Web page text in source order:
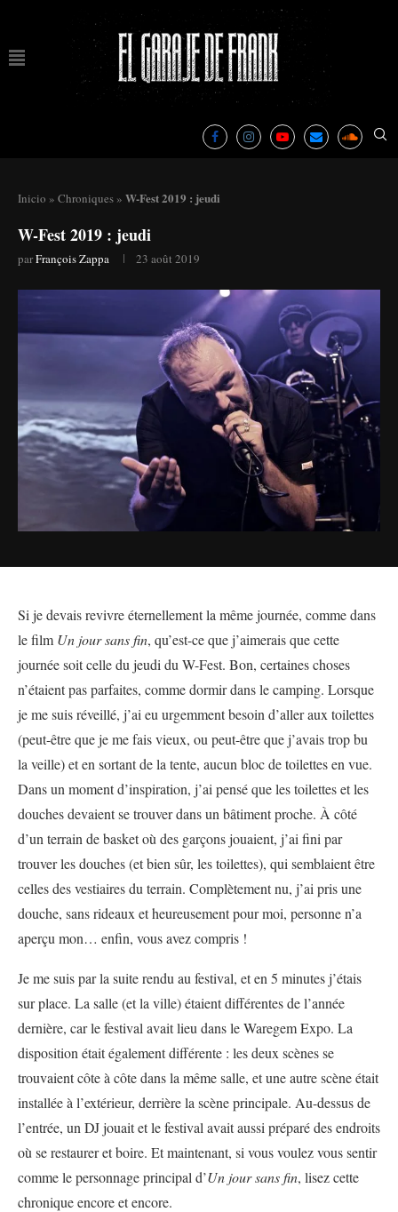
Inicio » Chroniques » W-Fest 2019 : jeudi
W-Fest 2019 : jeudi
parFrançois Zappa 23 août 2019
Si je devais revivre éternellement la même journée, comme dans
le film Un jour sans fin, qu’est-ce que j’aimerais que cette
journée soit celle du jeudi du W-Fest. Bon, certaines choses
n’étaient pas parfaites, comme dormir dans le camping. Lorsque
je me suis réveillé, j’ai eu urgemment besoin d’aller aux toilettes
(peut-être que je me fais vieux, ou peut-être que j’avais trop bu
la veille) et en sortant de la tente, aucun bloc de toilettes en vue.
Dans un moment d’inspiration, j’ai pensé que les toilettes et les
douches devaient se trouver dans un bâtiment proche. À côté
d’un terrain de basket où des garçons jouaient, j’ai fini par
trouver les douches (et bien sûr, les toilettes), qui semblaient être
celles des vestiaires du terrain. Complètement nu, j’ai pris une
douche, sans rideaux et heureusement pour moi, personne n’a
aperçu mon… enfin, vous avez compris !
Je me suis par la suite rendu au festival, et en 5 minutes j’étais
sur place. La salle (et la ville) étaient différentes de l’année
dernière, car le festival avait lieu dans le Waregem Expo. La
disposition était également différente : les deux scènes se
trouvaient côte à côte dans la même salle, et une autre scène était
installée à l’extérieur, derrière la scène principale. Au-dessus de
l’entrée, un DJ jouait et le festival avait aussi préparé des endroits
où se restaurer et boire. Et maintenant, si vous voulez vous sentir
comme le personnage principal d’Un jour sans fin, lisez cette
chronique encore et encore.